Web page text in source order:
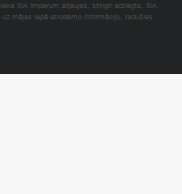
SIA Imperum atļaujas, stingri aizliegta. SIA
mājas lapā atrodamo informāciju, radušies